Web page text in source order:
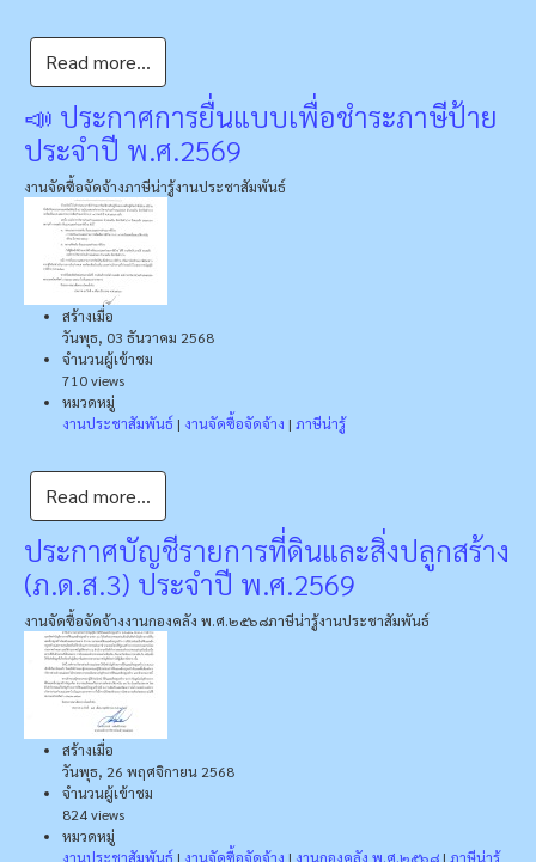
Read more...
📣 ประกาศการยื่นแบบเพื่อชำระภาษีป้าย
ประจำปี พ.ศ.2569
งานจัดซื้อจัดจ้างภาษีน่ารู้งานประชาสัมพันธ์
สร้างเมื่อ
วันพุธ, 03 ธันวาคม 2568
จำนวนผู้เข้าชม
710 views
หมวดหมู่
งานประชาสัมพันธ์ | งานจัดซื้อจัดจ้าง | ภาษีน่ารู้
Read more...
ประกาศบัญชีรายการที่ดินและสิ่งปลูกสร้าง
(ภ.ด.ส.3) ประจำปี พ.ศ.2569
งานจัดซื้อจัดจ้างงานกองคลัง พ.ศ.๒๕๖๘ภาษีน่ารู้งานประชาสัมพันธ์
สร้างเมื่อ
วันพุธ, 26 พฤศจิกายน 2568
จำนวนผู้เข้าชม
824 views
หมวดหมู่
งานประชาสัมพันธ์ | งานจัดซื้อจัดจ้าง | งานกองคลัง พ.ศ.๒๕๖๘ | ภาษีน่ารู้